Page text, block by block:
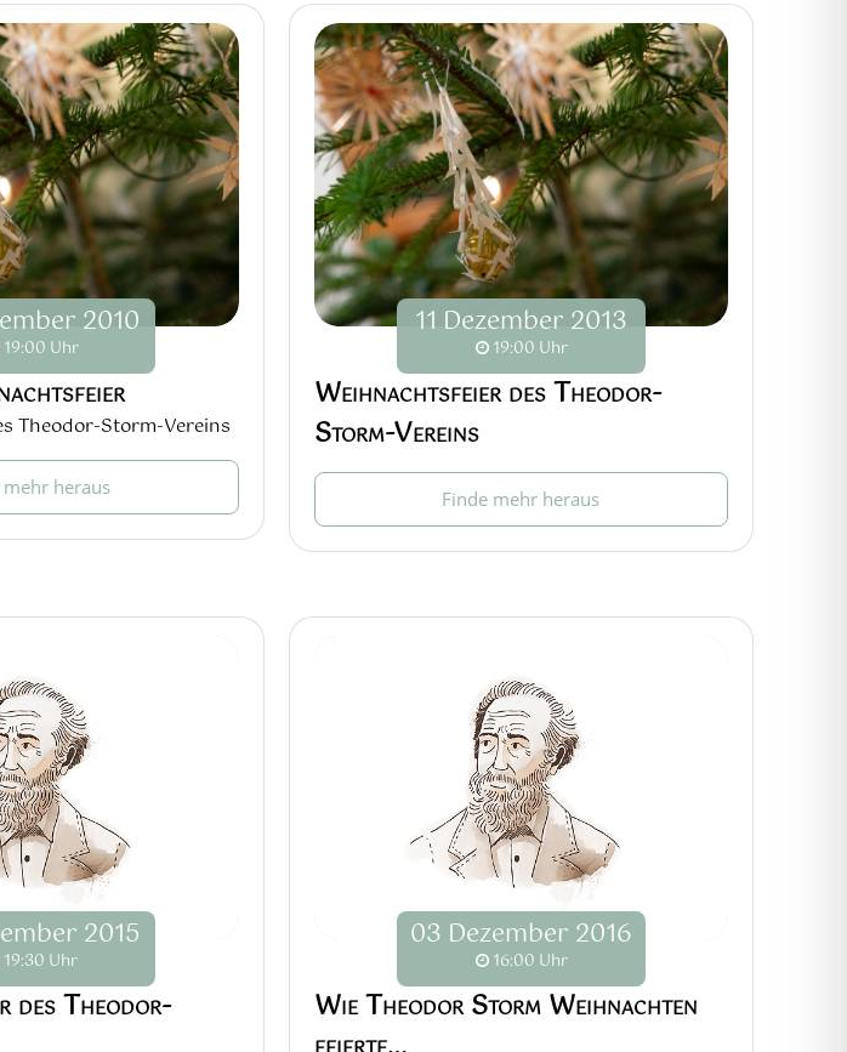
2010
19:00 Uhr
Theodor-Storm-Vereins
mehr heraus
11 Dezember 2013
19:00 Uhr
Weihnachtsfeier des Theodor-
Storm-Vereins
Finde mehr heraus
2015
19:30 Uhr
des Theodor-
03 Dezember 2016
16:00 Uhr
Wie Theodor Storm Weihnachten